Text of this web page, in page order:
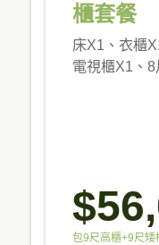
櫃套餐
床X1、衣櫃
電視櫃X1、
包9尺高櫃+9尺矮